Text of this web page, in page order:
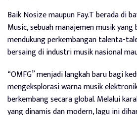
Baik Nosize maupun Fay.T berada di
Music, sebuah manajemen musik
mendukung perkembangan talenta-
bersaing di industri musik nasional
“OMFG” menjadi langkah baru bagi
mengeksplorasi warna musik
berkembang secara global. Melalui
yang dinamis dan modern, lagu ini